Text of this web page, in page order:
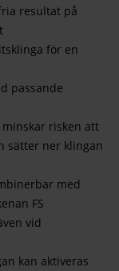
resultat på
för en
passande
risken att
sätter ner klingan
med
FS
vid
kan aktiveras